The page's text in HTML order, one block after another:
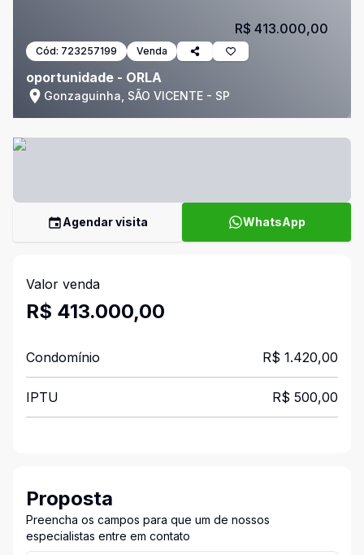
Cód: 723257199 Venda
oportunidade - ORLA
Gonzaguinha, SÃO VICENTE - SP
R$ 413.000,00
Agendar visita WhatsApp
Valor venda
R$ 413.000,00
Condomínio R$ 1.420,00
IPTU R$ 500,00
Proposta
Preencha os campos para que um de nossos
especialistas entre em contato